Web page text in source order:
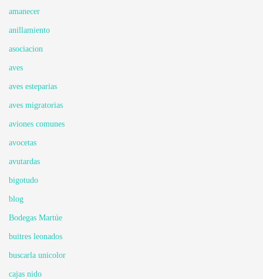
amanecer
anillamiento
asociacion
aves
aves esteparias
aves migratorias
aviones comunes
avocetas
avutardas
bigotudo
blog
Bodegas Martúe
buitres leonados
buscarla unicolor
cajas nido